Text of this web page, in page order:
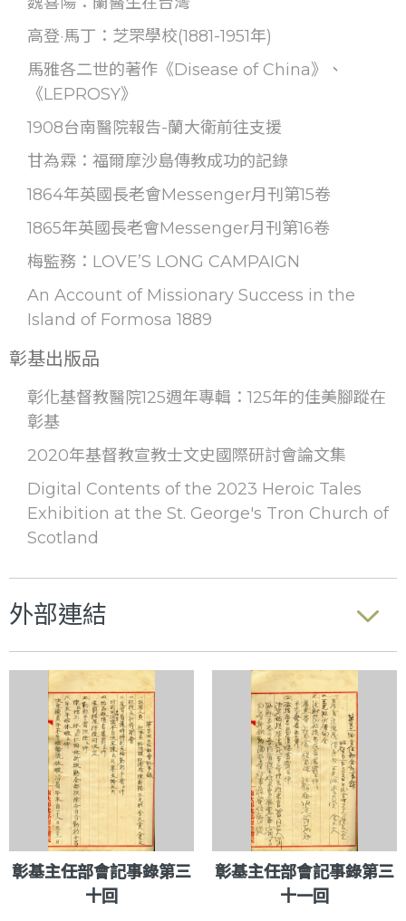
高登·馬丁：芝罘學校(1881-1951年)
馬雅各二世的著作《Disease of China》、
《LEPROSY》
1908台南醫院報告-蘭大衛前往支援
甘為霖：福爾摩沙島傳教成功的記錄
1864年英國長老會Messenger月刊第15卷
1865年英國長老會Messenger月刊第16卷
梅監務：LOVE’S LONG CAMPAIGN
An Account of Missionary Success in the
Island of Formosa 1889
彰基出版品
彰化基督教醫院125週年專輯：125年的佳美腳蹤在
彰基
2020年基督教宣教士文史國際研討會論文集
Digital Contents of the 2023 Heroic Tales
Exhibition at the St. George's Tron Church of
Scotland
外部連結
彰基主任部會記事錄第三
十回
彰基主任部會記事錄第三
十一回